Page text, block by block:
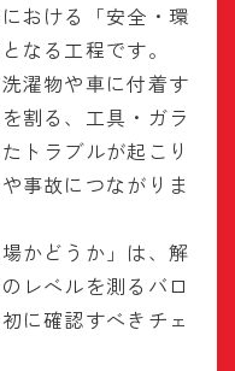
おける「安全・環
なる工程です。
濯物や車に付着す
割る、工具・ガラ
トラブルが起こり
事故につながりま
かどうか」は、解
レベルを測るバロ
に確認すべきチェ